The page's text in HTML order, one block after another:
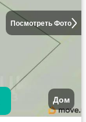
Посмотреть Фото
Дом